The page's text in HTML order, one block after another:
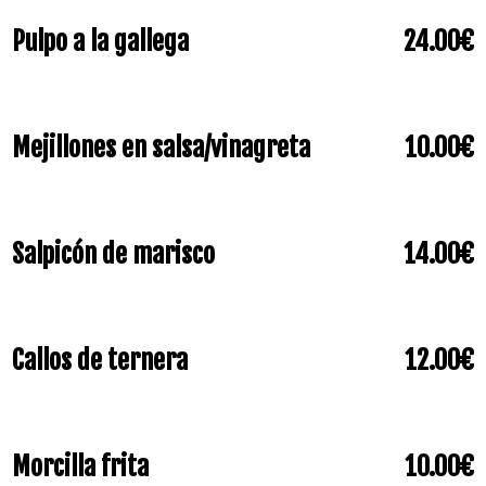
Pulpo a la gallega 24.00€
Mejillones en salsa/vinagreta 10.00€
Salpicón de marisco 14.00€
Callos de ternera 12.00€
Morcilla frita 10.00€